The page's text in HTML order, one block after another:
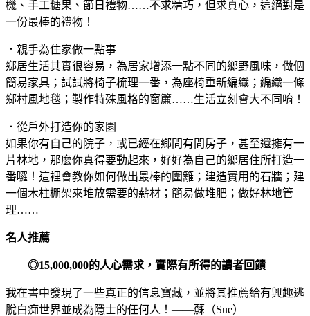
機、手工糖果、節日禮物……不求精巧，但求真心，這絕對是
一份最棒的禮物！
．親手為住家做一點事
鄉居生活其實很容易，為居家增添一點不同的鄉野風味，做個
簡易家具；試試將椅子梳理一番，為座椅重新編織；編織一條
鄉村風地毯；製作特殊風格的窗簾……生活立刻會大不同唷！
．從戶外打造你的家園
如果你有自己的院子，或已經在鄉間有間房子，甚至還擁有一
片林地，那麼你真得要動起來，好好為自己的鄉居住所打造一
番囉！這裡會教你如何做出最棒的圍籬；建造實用的石牆；建
一個木柱棚架來堆放需要的薪材；簡易做堆肥；做好林地管
理……
名人推薦
◎15,000,000的人心需求，實際有所得的讀者回饋
我在書中發現了一些真正的信息寶藏，並將其推薦給有興趣逃
脫白痴世界並成為隱士的任何人！——蘇（Sue）